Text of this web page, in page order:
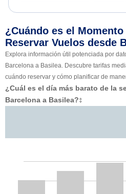
¿Cuándo es el
Reservar Vuelos desde
Explora información útil potenciada por
Barcelona a Basilea. Descubre tarifas
cuándo reservar y cómo planificar de
¿Cuál es el día más barato de la
Barcelona a Basilea?‡